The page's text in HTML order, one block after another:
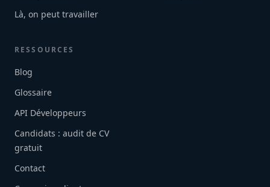
Là, on peut travailler
RESSOURCES
Blog
Glossaire
API Développeurs
Candidats : audit de CV
gratuit
Contact